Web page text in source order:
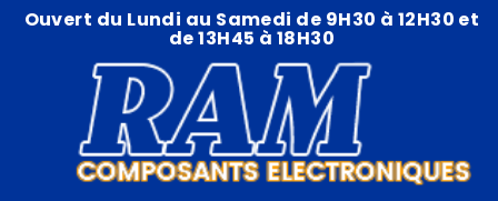
Ouvert du Lundi au Samedi de 9H30 à 12H30 et
de 13H45 à 18H30